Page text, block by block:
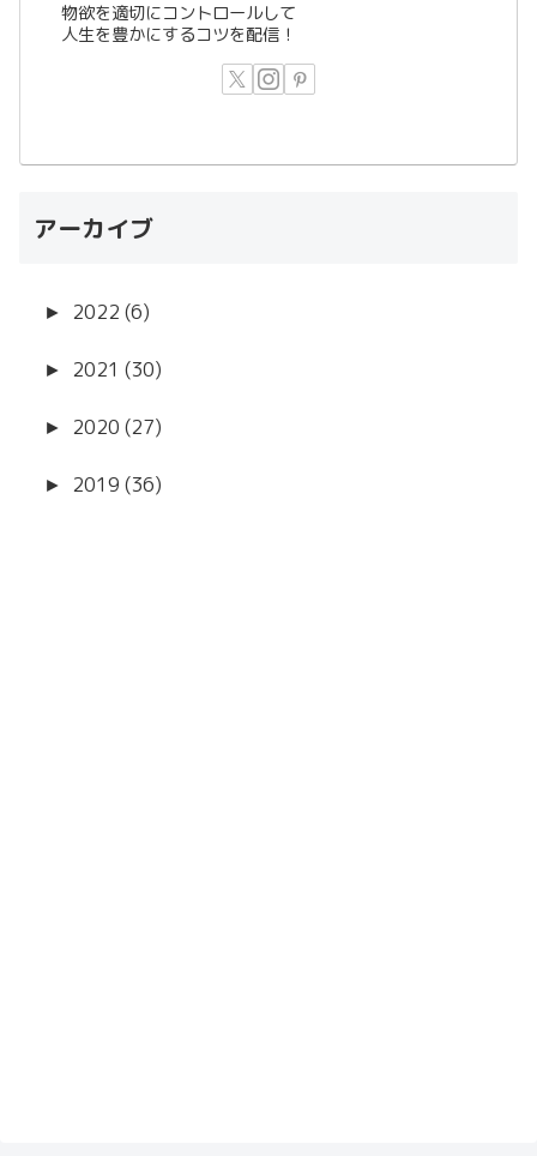
物欲を適切にコントロールして
人生を豊かにするコツを配信！
アーカイブ
► 2022 (6)
► 2021 (30)
► 2020 (27)
► 2019 (36)